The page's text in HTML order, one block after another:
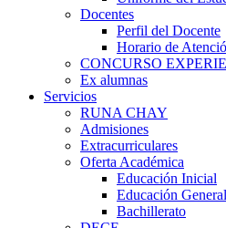
Docentes
Perfil del Docente
Horario de
CONCURSO
Ex alumnas
Servicios
RUNA CHAY
Admisiones
Extracurriculares
Oferta Académica
Educación Inicial
Educación General
Bachillerato